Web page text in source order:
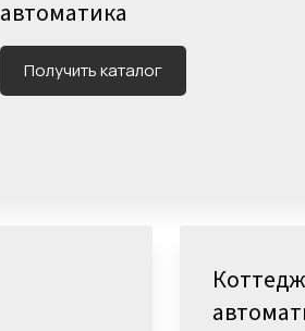
автоматика
Получить каталог